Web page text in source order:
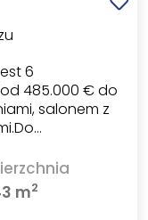
6
485.000 € do
salonem z
m2